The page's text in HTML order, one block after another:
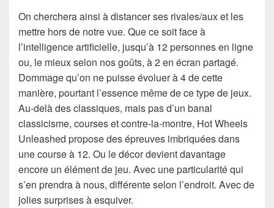
On cherchera ainsi à distancer ses rivales/aux et les
mettre hors de notre vue. Que ce soit face à
l’intelligence artificielle, jusqu’à 12 personnes en ligne
ou, le mieux selon nos goûts, à 2 en écran partagé.
Dommage qu’on ne puisse évoluer à 4 de cette
manière, pourtant l’essence même de ce type de jeux.
Au-delà des classiques, mais pas d’un banal
classicisme, courses et contre-la-montre, Hot Wheels
Unleashed propose des épreuves imbriquées dans
une course à 12. Ou le décor devient davantage
encore un élément de jeu. Avec une particularité qui
s’en prendra à nous, différente selon l’endroit. Avec de
jolies surprises à esquiver.